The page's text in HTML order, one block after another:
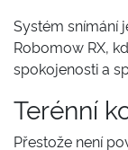
Systém snímání
Robomow RX,
spokojenosti a
Terénní
Přestože není